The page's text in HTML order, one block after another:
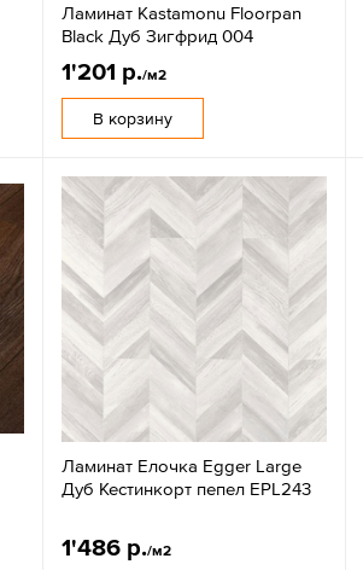
Ламинат Kastamonu Floorpan
Black Дуб Зигфрид 004
1'201 р./м2
В корзину
Ламинат Елочка Egger Large
Дуб Кестинкорт пепел EPL243
1'486 р./м2